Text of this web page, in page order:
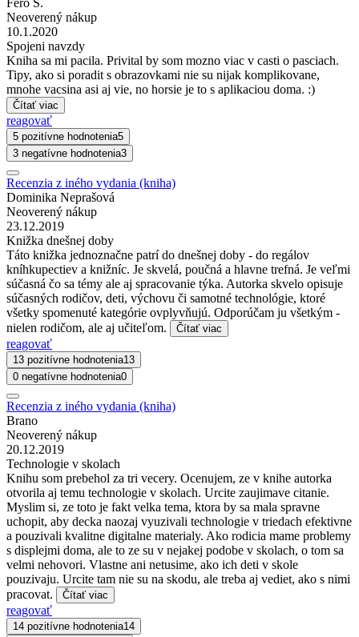
Fero S.
Neoverený nákup
10.1.2020
Spojeni navzdy
Kniha sa mi pacila. Privital by som mozno viac v casti o pasciach.
Tipy, ako si poradit s obrazovkami nie su nijak komplikovane,
mnohe vacsina asi aj vie, no horsie je to s aplikaciou doma. :)
Čítať viac
reagovať
5 pozitívne hodnotenia5
3 negatívne hodnotenia3
Recenzia z iného vydania (kniha)
Dominika Neprašová
Neoverený nákup
23.12.2019
Knižka dnešnej doby
Táto knižka jednoznačne patrí do dnešnej doby - do regálov
kníhkupectiev a knižníc. Je skvelá, poučná a hlavne trefná. Je veľmi
súčasná čo sa témy ale aj spracovanie týka. Autorka skvelo opisuje
súčasných rodičov, deti, výchovu či samotné technológie, ktoré
všetky spomenuté kategórie ovplyvňujú. Odporúčam ju všetkým -
nielen rodičom, ale aj učiteľom.
Čítať viac
reagovať
13 pozitívne hodnotenia13
0 negatívne hodnotenia0
Recenzia z iného vydania (kniha)
Brano
Neoverený nákup
20.12.2019
Technologie v skolach
Knihu som prebehol za tri vecery. Ocenujem, ze v knihe autorka
otvorila aj temu technologie v skolach. Urcite zaujimave citanie.
Myslim si, ze toto je fakt velka tema, ktora by sa mala spravne
uchopit, aby decka naozaj vyuzivali technologie v triedach efektivne
a pouzivali kvalitne digitalne materialy. Ako rodicia mame problemy
s displejmi doma, ale to ze su v nejakej podobe v skolach, o tom sa
velmi nehovori. Vlastne ani netusime, ako ich deti v skole
pouzivaju. Urcite tam nie su na skodu, ale treba aj vediet, ako s nimi
pracovat.
Čítať viac
reagovať
14 pozitívne hodnotenia14